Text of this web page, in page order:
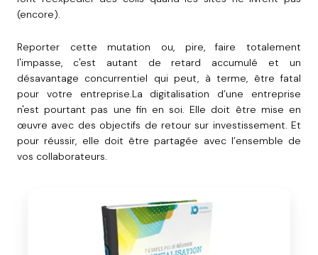
(encore).
Reporter cette mutation ou, pire, faire totalement
l'impasse, c'est autant de retard accumulé et un
désavantage concurrentiel qui peut, à terme, être fatal
pour votre entreprise.La digitalisation d’une entreprise
n'est pourtant pas une fin en soi. Elle doit être mise en
œuvre avec des objectifs de retour sur investissement. Et
pour réussir, elle doit être partagée avec l’ensemble de
vos collaborateurs.